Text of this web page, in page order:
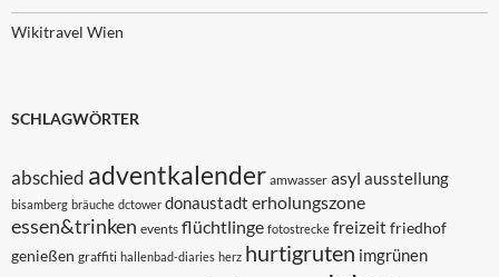
Wikitravel Wien
SCHLAGWÖRTER
abschied adventkalender amwasser asyl ausstellung
bisamberg bräuche dctower donaustadt erholungszone
essen&trinken events flüchtlinge fotostrecke freizeit friedhof
genießen graffiti hallenbad-diaries herz hurtigruten imgrünen